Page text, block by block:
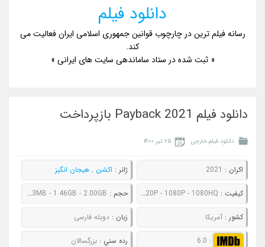
دانلود فیلم
رسانه فیلم ترین در چارچوب قوانین جمهوری اسلامی ایران فعالیت می
کند.
« ثبت شده در ستاد ساماندهی سایت های ایرانی »
دانلود فیلم Payback 2021 بازپرداخت
دانلود فیلم خارجی ۲۵ تیر ۱۴۰۰
اکران : 2021 ژانر : اکشن , هیجان انگیز
کيفيت : 480P - 720P - 1080P - 1080HQ حجم : 546MB - 763MB - 1.46GB - 2.00GB
کشور :آمریکا زبان : دوبله فارسی
:
6.0 رده سني : بزرگسالان